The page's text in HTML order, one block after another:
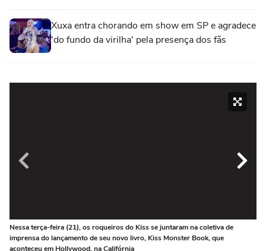
Xuxa entra chorando em show em SP e agradece
'do fundo da virilha' pela presença dos fãs
Nessa terça-feira (21), os roqueiros do Kiss se juntaram na coletiva de
imprensa do lançamento de seu novo livro, Kiss Monster Book, que
aconteceu em Hollywood, na Califórnia